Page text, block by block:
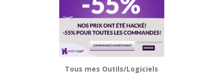
Tous mes Outils/Logiciels